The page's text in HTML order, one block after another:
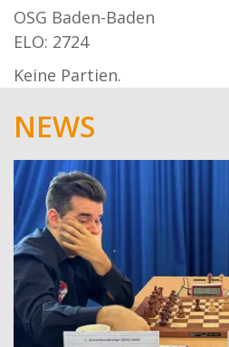
OSG Baden-Baden
ELO: 2724
Keine Partien.
NEWS